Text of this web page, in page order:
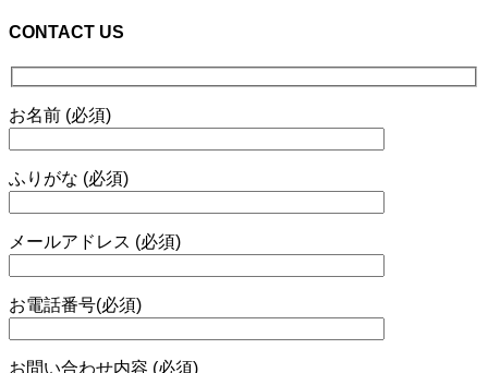
CONTACT US
お名前 (必須)
ふりがな (必須)
メールアドレス (必須)
お電話番号(必須)
お問い合わせ内容 (必須)